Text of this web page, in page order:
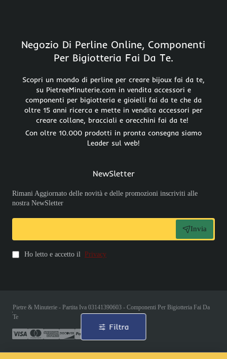
Negozio Di Perline Online, Componenti
Per Bigiotteria Fai Da Te.
Scopri un mondo di perline per creare bijoux fai da te,
su PietreeMinuterie.com in vendita accessori e
componenti per bigiotteria e gioielli fai da te che da
oltre 15 anni ricerca e mette in vendita accessori per
creare collane, bracciali e orecchini fai da te!
Con oltre 10.000 prodotti in pronta consegna siamo
Leader sul web!
NewSletter
Rimani Aggiornato delle novità e delle promozioni inscriviti alle
nostra NewSletter
Invia
Ho letto e accetto il Privacy
Pietre & Minuterie - Partita Iva 03141390603 - Componenti Per Bigiotteria Fai Da
Te
Filtra